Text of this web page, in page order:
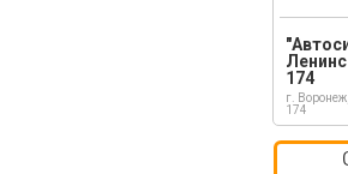
174
г.
174